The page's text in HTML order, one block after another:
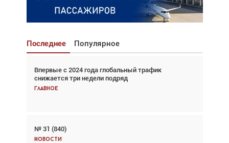
Последнее Популярное
Впервые с 2024 года глобальный трафик
снижается три недели подряд
Главное
№ 31 (840)
Новости
Взгляд с высоты: тандем вертолётов и БПЛА в
спасательных операциях
Главное
Авиационный фотограф Дэйв Кох: «Фотография
говорит сама за себя... а ИИ всё портит»